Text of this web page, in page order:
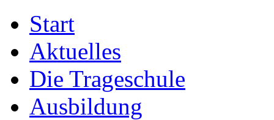
Start
Aktuelles
Die Trageschule
Ausbildung